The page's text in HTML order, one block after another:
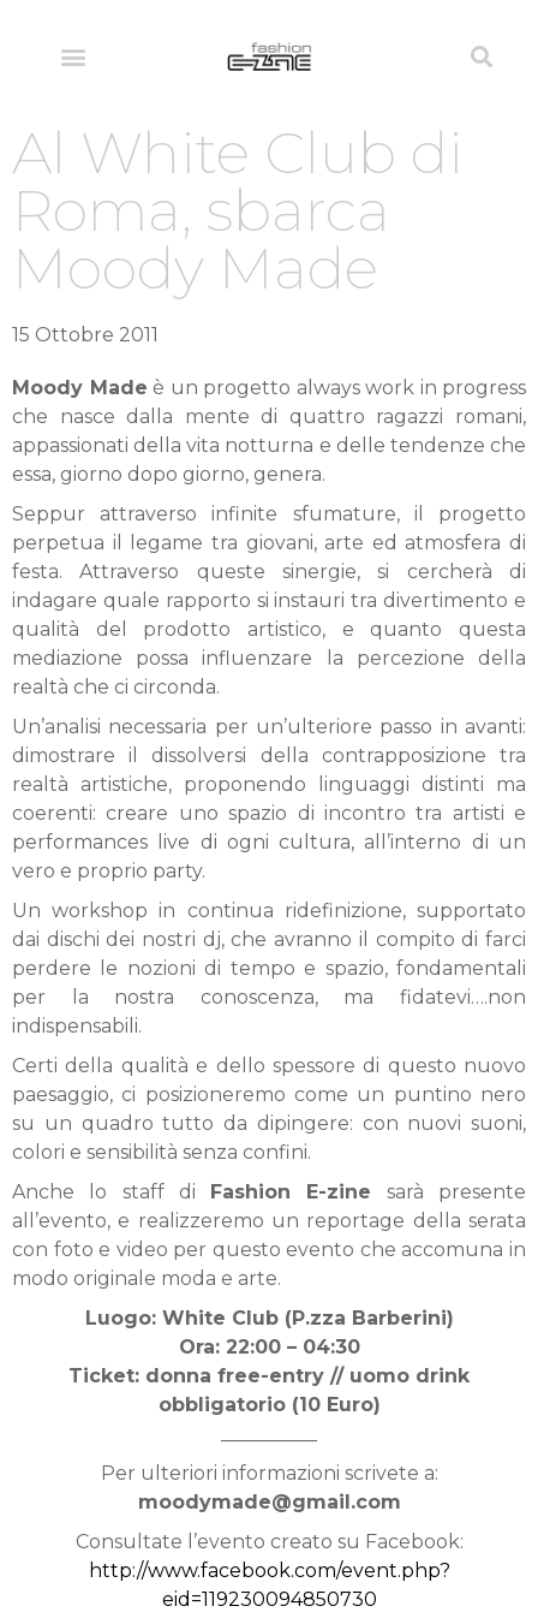
Al White Club di
Roma, sbarca
Moody Made
15 Ottobre 2011
Moody Made è un progetto always work in progress
che nasce dalla mente di quattro ragazzi romani,
appassionati della vita notturna e delle tendenze che
essa, giorno dopo giorno, genera.
Seppur attraverso infinite sfumature, il progetto
perpetua il legame tra giovani, arte ed atmosfera di
festa. Attraverso queste sinergie, si cercherà di
indagare quale rapporto si instauri tra divertimento e
qualità del prodotto artistico, e quanto questa
mediazione possa influenzare la percezione della
realtà che ci circonda.
Un’analisi necessaria per un’ulteriore passo in avanti:
dimostrare il dissolversi della contrapposizione tra
realtà artistiche, proponendo linguaggi distinti ma
coerenti: creare uno spazio di incontro tra artisti e
performances live di ogni cultura, all’interno di un
vero e proprio party.
Un workshop in continua ridefinizione, supportato
dai dischi dei nostri dj, che avranno il compito di farci
perdere le nozioni di tempo e spazio, fondamentali
per la nostra conoscenza, ma fidatevi….non
indispensabili.
Certi della qualità e dello spessore di questo nuovo
paesaggio, ci posizioneremo come un puntino nero
su un quadro tutto da dipingere: con nuovi suoni,
colori e sensibilità senza confini.
Anche lo staff di Fashion E-zine sarà presente
all’evento, e realizzeremo un reportage della serata
con foto e video per questo evento che accomuna in
modo originale moda e arte.
Luogo: White Club (P.zza Barberini)
Ora: 22:00 – 04:30
Ticket: donna free-entry // uomo drink
obbligatorio (10 Euro)
Per ulteriori informazioni scrivete a:
moodymade@gmail.com
Consultate l’evento creato su Facebook:
http://www.facebook.com/event.php?
eid=119230094850730